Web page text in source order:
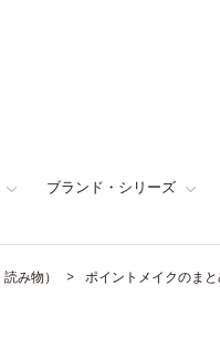
ブランド・シリーズ
み物） ポイントメイクのま